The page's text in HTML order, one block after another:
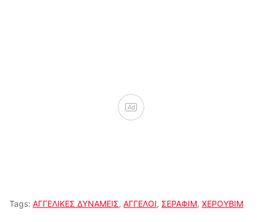
Ad
Tags: ΑΓΓΕΛΙΚΕΣ ΔΥΝΑΜΕΙΣ, ΑΓΓΕΛΟΙ, ΣΕΡΑΦΙΜ, ΧΕΡΟΥΒΙΜ